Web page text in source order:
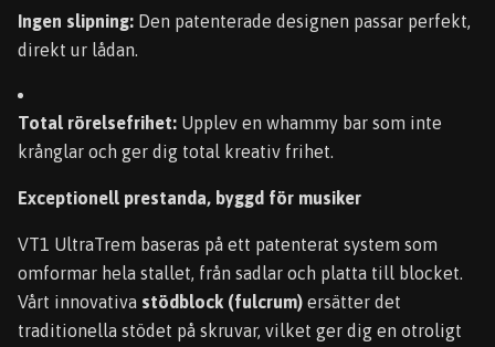
Ingen slipning: Den patenterade designen passar perfekt,
direkt ur lådan.
Total rörelsefrihet: Upplev en whammy bar som inte
krånglar och ger dig total kreativ frihet.
Exceptionell prestanda, byggd för musiker
VT1 UltraTrem baseras på ett patenterat system som
omformar hela stallet, från sadlar och platta till blocket.
Vårt innovativa stödblock (fulcrum) ersätter det
traditionella stödet på skruvar, vilket ger dig en otroligt